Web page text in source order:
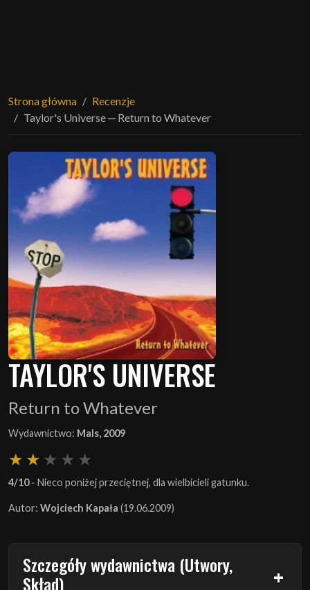
Strona główna
Recenzje
Taylor's Universe ─ Return to Whatever
TAYLOR'S UNIVERSE
Return to Whatever
Wydawnictwo: Mals, 2009
4/10- Nieco poniżej przeciętnej, dla wielbicieli gatunku.
Autor: Wojciech Kapała (19.06.2009)
Szczegóły wydawnictwa (Utwory,
Skład)